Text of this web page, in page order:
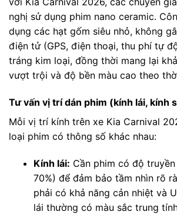
nghị sử dụng phim nano ceramic.
dụng các hạt gốm siêu nhỏ, không
điện tử (GPS, điện thoại, thu phí tự
tráng kim loại, đồng thời mang lại
vượt trội và độ bền màu cao theo
Tư vấn vị trí dán phim (kính lái, kính
Mỗi vị trí kính trên xe Kia Carnival
loại phim có thông số khác nhau:
Kính lái: Cần phim có độ
70%) để đảm bảo tầm nhìn rõ
phải có khả năng cản nhiệt và
lái thường có màu sắc trung